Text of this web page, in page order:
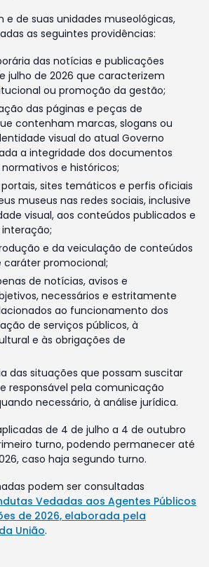
e de suas unidades museológicas,
as seguintes providências:
das notícias e publicações
julho de 2026 que caracterizem
ou promoção da gestão;
das páginas e peças de
contenham marcas, slogans ou
visual do atual Governo
a integridade dos documentos
e históricos;
sites temáticos e perfis oficiais
museus nas redes sociais, inclusive
visual, aos conteúdos publicados e
e da veiculação de conteúdos
caráter promocional;
de notícias, avisos e
necessários e estritamente
ao funcionamento dos
de serviços públicos, à
e às obrigações de
das situações que possam suscitar
responsável pela comunicação
necessário, à análise jurídica.
de 4 de julho a 4 de outubro
turno, podendo permanecer até
caso haja segundo turno.
podem ser consultadas
Vedadas aos Agentes Públicos
de 2026, elaborada pela
União.